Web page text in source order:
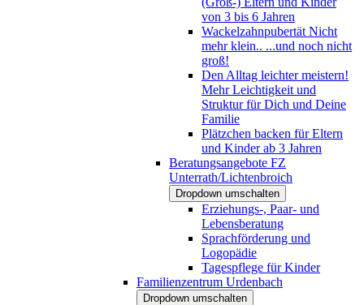
von 3 bis 6 Jahren
Wackelzahnpubertät Nicht
mehr klein.. ...und noch nicht
groß!
Den Alltag leichter meistern!
Mehr Leichtigkeit und
Struktur für Dich und Deine
Familie
Plätzchen backen für Eltern
und Kinder ab 3 Jahren
Beratungsangebote FZ
Unterrath/Lichtenbroich
Dropdown umschalten
Erziehungs-, Paar- und
Lebensberatung
Sprachförderung und
Logopädie
Tagespflege für Kinder
Familienzentrum Urdenbach
Dropdown umschalten